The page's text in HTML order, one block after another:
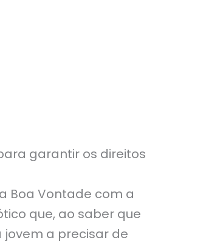
garantir os direitos
Boa Vontade com a
que, ao saber que
a precisar de